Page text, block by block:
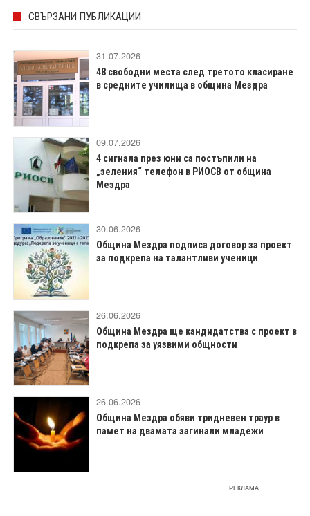
СВЪРЗАНИ ПУБЛИКАЦИИ
31.07.2026
48 свободни места след третото класиране
в средните училища в община Мездра
09.07.2026
4 сигнала през юни са постъпили на
„зеления“ телефон в РИОСВ от община
Мездра
30.06.2026
Община Мездра подписа договор за проект
за подкрепа на талантливи ученици
26.06.2026
Община Мездра ще кандидатства с проект в
подкрепа за уязвими общности
26.06.2026
Община Мездра обяви тридневен траур в
памет на двамата загинали младежи
РЕКЛАМА